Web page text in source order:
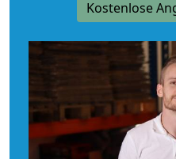
Kostenlose